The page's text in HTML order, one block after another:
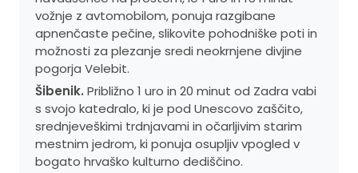
vožnje z avtomobilom, ponuja razgibane
apnenčaste pečine, slikovite pohodniške poti in
možnosti za plezanje sredi neokrnjene divjine
pogorja Velebit.
Šibenik. Približno 1 uro in 20 minut od Zadra vabi
s svojo katedralo, ki je pod Unescovo zaščito,
srednjeveškimi trdnjavami in očarljivim starim
mestnim jedrom, ki ponuja osupljiv vpogled v
bogato hrvaško kulturno dediščino.